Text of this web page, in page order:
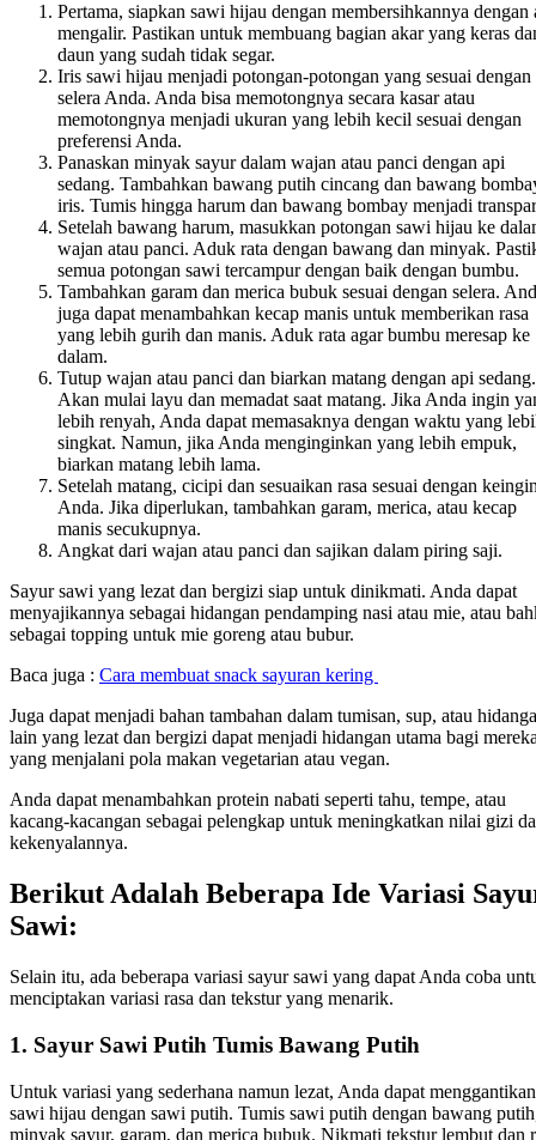
Pertama, siapkan sawi hijau dengan membersihkannya dengan
mengalir. Pastikan untuk membuang bagian akar yang keras
daun yang sudah tidak segar.
Iris sawi hijau menjadi potongan-potongan yang sesuai dengan
selera Anda. Anda bisa memotongnya secara kasar atau
memotongnya menjadi ukuran yang lebih kecil sesuai dengan
preferensi Anda.
Panaskan minyak sayur dalam wajan atau panci dengan api
sedang. Tambahkan bawang putih cincang dan bawang
iris. Tumis hingga harum dan bawang bombay menjadi
Setelah bawang harum, masukkan potongan sawi hijau ke
wajan atau panci. Aduk rata dengan bawang dan minyak.
semua potongan sawi tercampur dengan baik dengan bumbu.
Tambahkan garam dan merica bubuk sesuai dengan selera.
juga dapat menambahkan kecap manis untuk memberikan rasa
yang lebih gurih dan manis. Aduk rata agar bumbu meresap ke
dalam.
Tutup wajan atau panci dan biarkan matang dengan api sedang.
Akan mulai layu dan memadat saat matang. Jika Anda ingin
lebih renyah, Anda dapat memasaknya dengan waktu yang
singkat. Namun, jika Anda menginginkan yang lebih empuk,
biarkan matang lebih lama.
Setelah matang, cicipi dan sesuaikan rasa sesuai dengan
Anda. Jika diperlukan, tambahkan garam, merica, atau kecap
manis secukupnya.
Angkat dari wajan atau panci dan sajikan dalam piring saji.
Sayur sawi yang lezat dan bergizi siap untuk dinikmati. Anda dapat
menyajikannya sebagai hidangan pendamping nasi atau mie, atau
sebagai topping untuk mie goreng atau bubur.
Baca juga : Cara membuat snack sayuran kering
Juga dapat menjadi bahan tambahan dalam tumisan, sup, atau
lain yang lezat dan bergizi dapat menjadi hidangan utama bagi
yang menjalani pola makan vegetarian atau vegan.
Anda dapat menambahkan protein nabati seperti tahu, tempe, atau
kacang-kacangan sebagai pelengkap untuk meningkatkan nilai gizi
kekenyalannya.
Berikut Adalah Beberapa Ide Variasi
Sawi:
Selain itu, ada beberapa variasi sayur sawi yang dapat Anda coba
menciptakan variasi rasa dan tekstur yang menarik.
1. Sayur Sawi Putih Tumis Bawang Putih
Untuk variasi yang sederhana namun lezat, Anda dapat menggantikan
sawi hijau dengan sawi putih. Tumis sawi putih dengan bawang
minyak sayur, garam, dan merica bubuk. Nikmati tekstur lembut dan